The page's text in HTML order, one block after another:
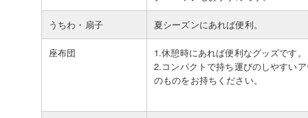
うちわ・扇子 夏シーズンにあれば便利。
座布団
1.休憩時にあれば便利なグッズです。
2.コンパクトで持ち運びのしやすい
のものをお持ちください。